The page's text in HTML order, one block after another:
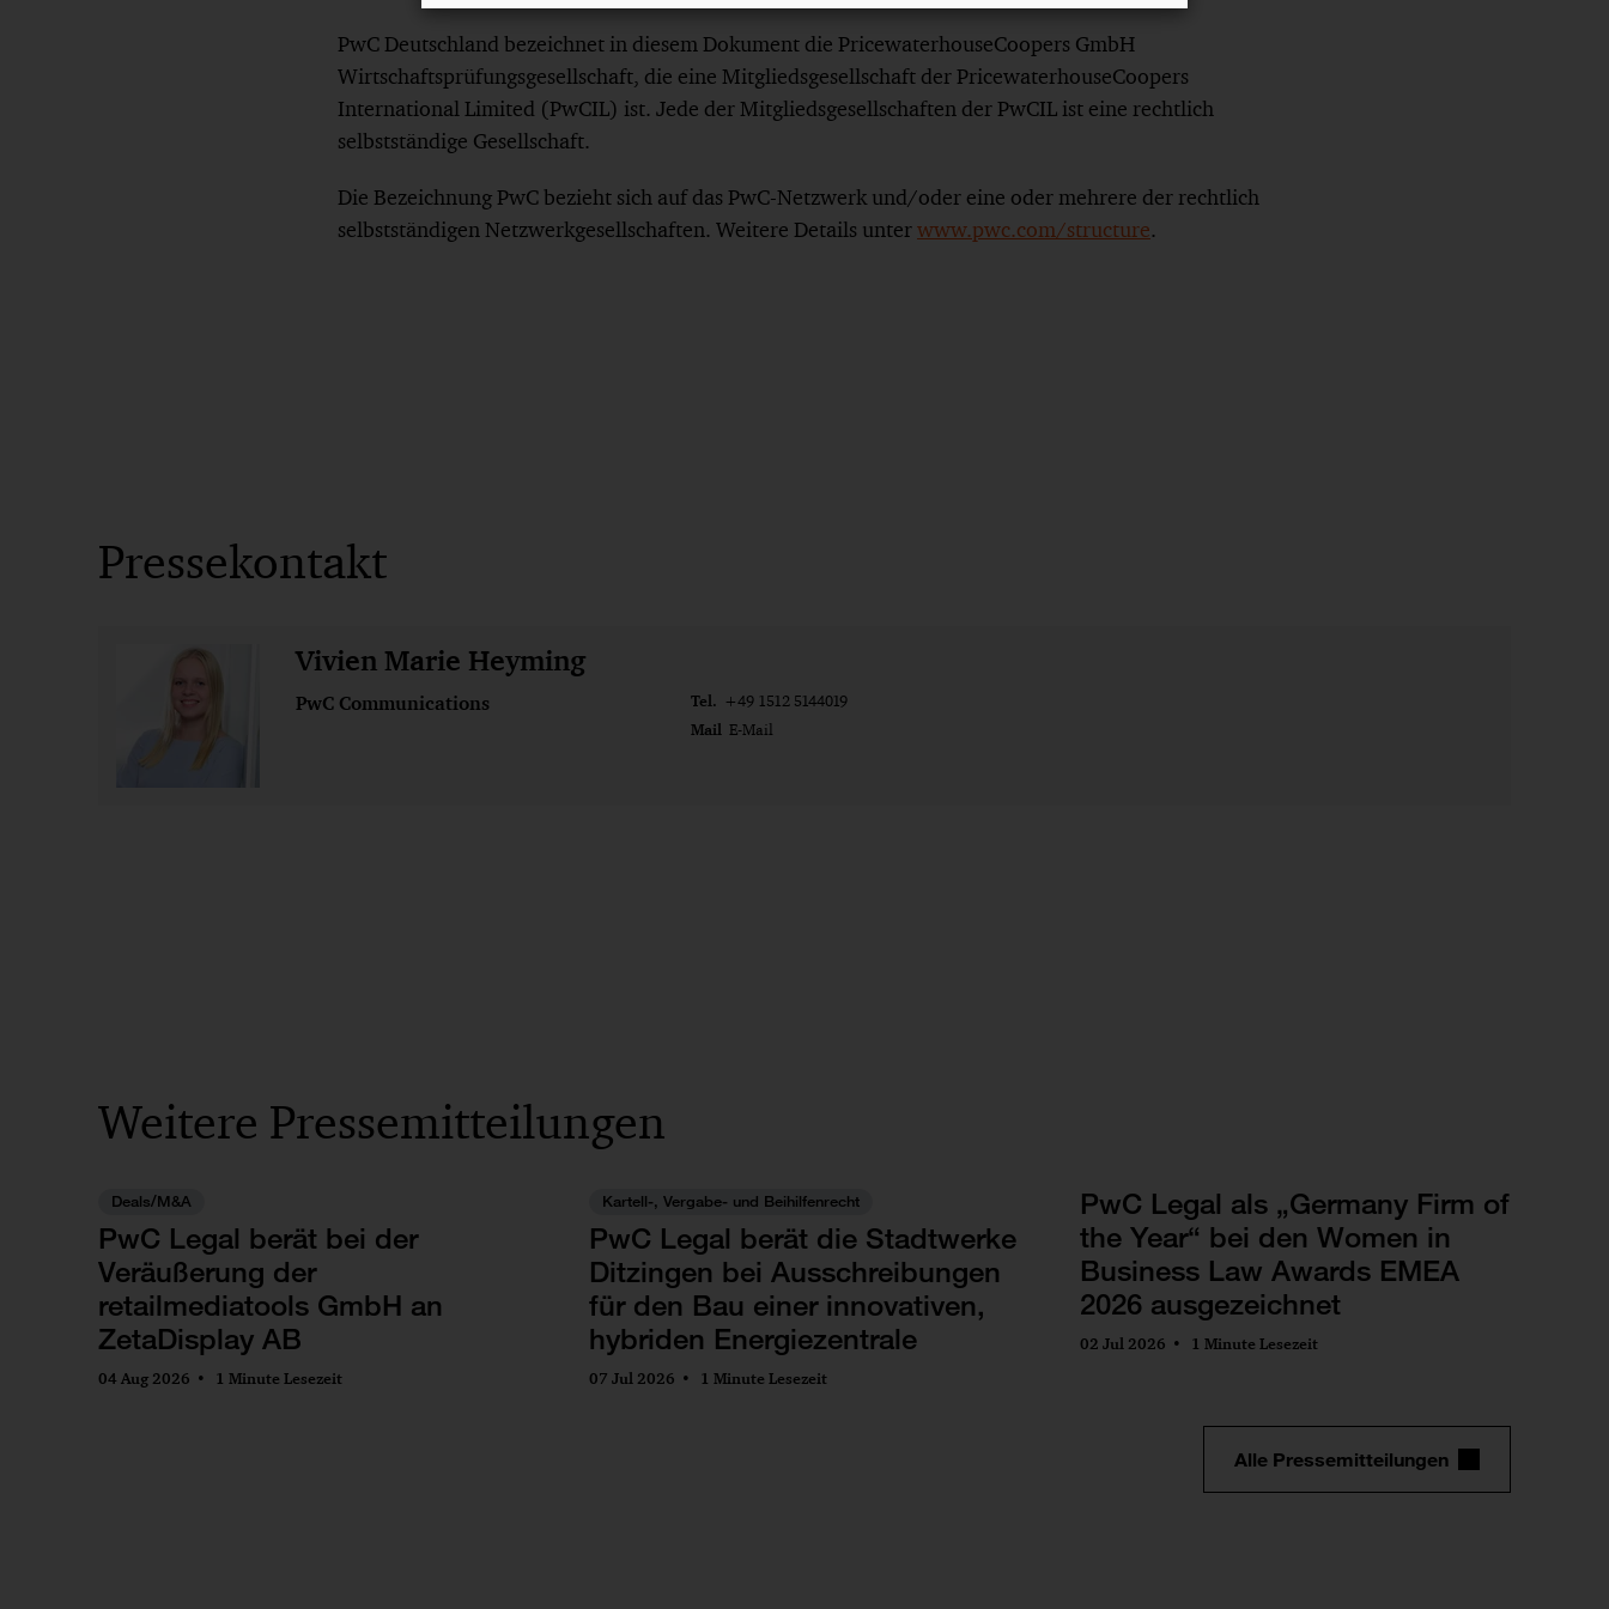
PwC Deutschland bezeichnet in diesem Dokument die PricewaterhouseCoopers GmbH
Wirtschaftsprüfungsgesellschaft, die eine Mitgliedsgesellschaft der PricewaterhouseCoopers
International Limited (PwCIL) ist. Jede der Mitgliedsgesellschaften der PwCIL ist eine rechtlich
selbstständige Gesellschaft.
Die Bezeichnung PwC bezieht sich auf das PwC-Netzwerk und/oder eine oder mehrere der rechtlich
selbstständigen Netzwerkgesellschaften. Weitere Details unterwww.pwc.com/structure.
Pressekontakt
Vivien Marie Heyming
PwC Communications Tel. +49 1512 5144019
Mail E-Mail
Weitere Pressemitteilungen
Deals/M&A
PwC Legal berät bei der
Veräußerung der
retailmediatools GmbH an
ZetaDisplay AB
04 Aug 2026 1 Minute Lesezeit
Kartell-, Vergabe- und Beihilfenrecht
PwC Legal berät die Stadtwerke
Ditzingen bei Ausschreibungen
für den Bau einer innovativen,
hybriden Energiezentrale
07 Jul 2026 1 Minute Lesezeit
PwC Legal als „Germany Firm of
the Year“ bei den Women in
Business Law Awards EMEA
2026 ausgezeichnet
02 Jul 2026 1 Minute Lesezeit
Alle Pressemitteilungen